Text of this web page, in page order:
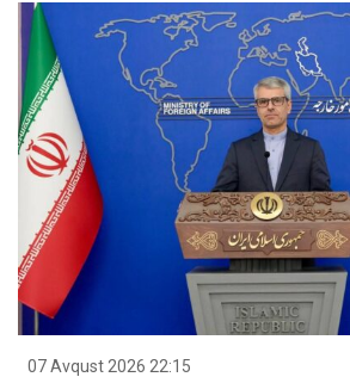
07 Avqust 2026 22:15